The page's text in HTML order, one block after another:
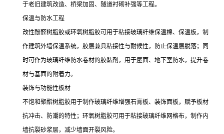
于老旧建筑改造、桥梁加固、隧道衬砌补强等工程。
保温与防水工程
改性酚醛树脂胶或环氧树脂胶可用于粘接玻璃纤维保温棉、保温板，制
作建筑外墙保温系统，胶层兼具粘接性与耐候性，防止保温层脱落；同
时可作为玻璃纤维防水卷材的胶黏剂，用于屋面、地下室防水，提升卷
材与基面的附着力。
装饰与功能性板材
不饱和聚酯树脂胶用于制作玻璃纤维增强石膏板、装饰面板，赋予板材
抗冲击、防潮的特性；环氧树脂胶可用于粘接玻璃纤维网格布，制作内
墙抗裂砂浆层，减少墙面开裂风险。